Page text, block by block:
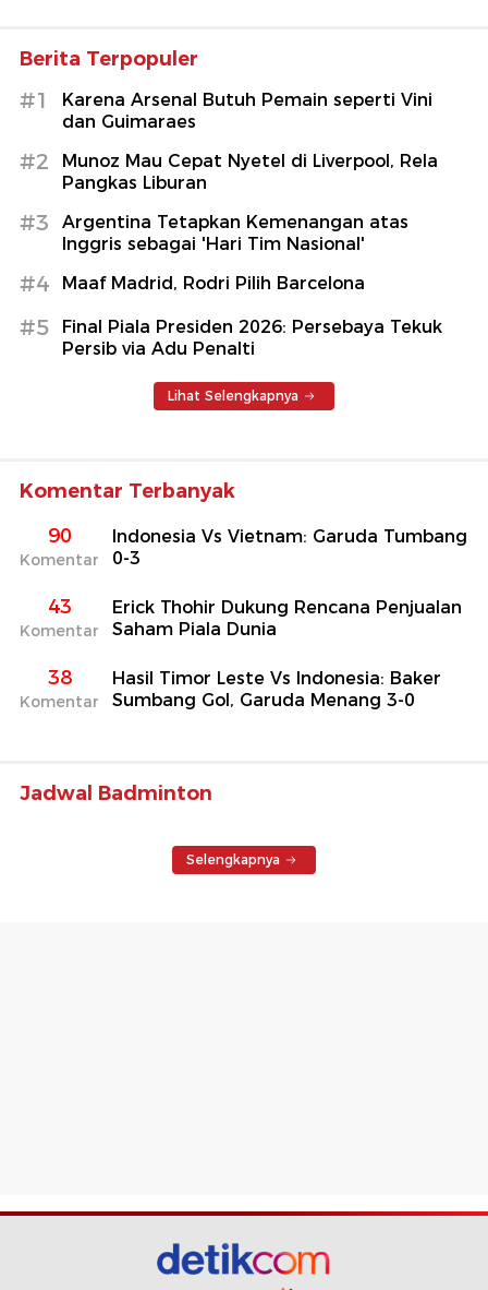
Berita Terpopuler
#1
Karena Arsenal Butuh Pemain seperti Vini
dan Guimaraes
#2
Munoz Mau Cepat Nyetel di Liverpool, Rela
Pangkas Liburan
#3
Argentina Tetapkan Kemenangan atas
Inggris sebagai 'Hari Tim Nasional'
#4 Maaf Madrid, Rodri Pilih Barcelona
#5
Final Piala Presiden 2026: Persebaya Tekuk
Persib via Adu Penalti
Lihat Selengkapnya
Komentar Terbanyak
90
Komentar
Indonesia Vs Vietnam: Garuda Tumbang
0-3
43
Komentar
Erick Thohir Dukung Rencana Penjualan
Saham Piala Dunia
38
Komentar
Hasil Timor Leste Vs Indonesia: Baker
Sumbang Gol, Garuda Menang 3-0
Jadwal Badminton
Selengkapnya